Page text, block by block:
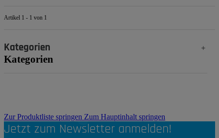
Artikel 1 - 1 von 1
Kategorien
Kategorien
Zur Produktliste springen Zum Hauptinhalt springen
Jetzt zum Newsletter anmelden!